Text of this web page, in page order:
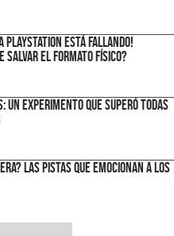
PlayStation está fallando!
salvar el formato físico?
un experimento que superó todas
Las pistas que emocionan a los